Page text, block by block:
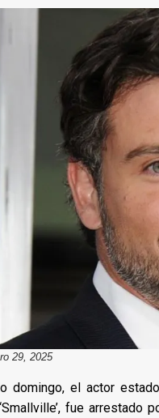
29, 2025
domingo, el actor
fue arrestado